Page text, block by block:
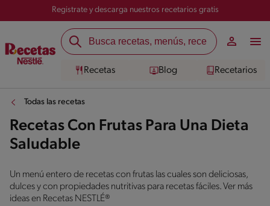
Registrate y descarga nuestros recetarios gratis
Recetas Blog Recetarios
Todas las recetas
Recetas Con Frutas Para Una Dieta
Saludable
Un menú entero de recetas con frutas las cuales son deliciosas,
dulces y con propiedades nutritivas para recetas fáciles. Ver más
ideas en Recetas NESTLÉ®